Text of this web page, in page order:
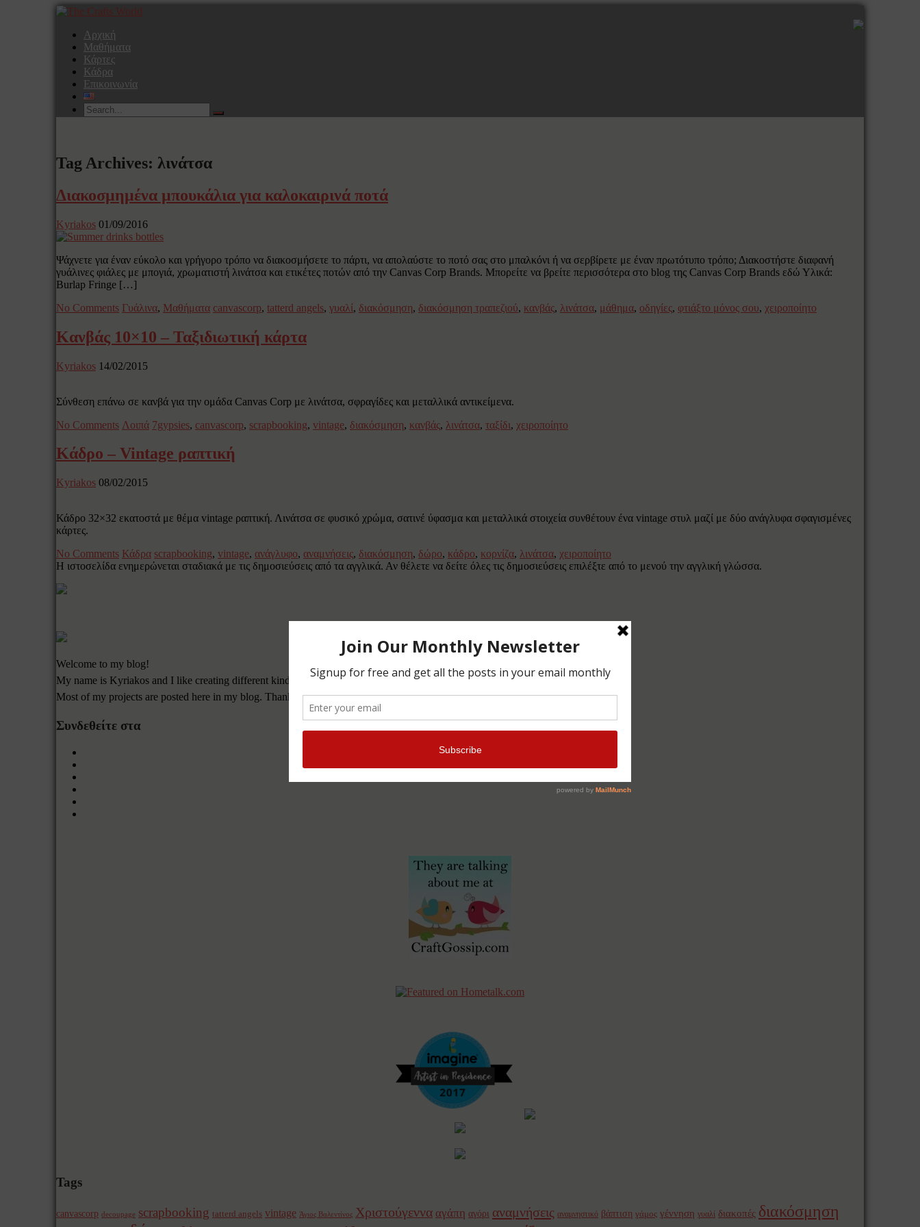
Αρχική
Μαθήματα
Κάρτες
Κάδρα
Επικοινωνία
Tag Archives: λινάτσα
Διακοσμημένα μπουκάλια για καλοκαιρινά ποτά
Kyriakos 01/09/2016
Ψάχνετε για έναν εύκολο και γρήγορο τρόπο να διακοσμήσετε το πάρτι, να απολαύστε το ποτό σας στο μπαλκόνι ή να σερβίρετε με έναν πρωτότυπο τρόπο; Διακοστήστε διαφανή
γυάλινες φιάλες με μπογιά, χρωματιστή λινάτσα και ετικέτες ποτών από την Canvas Corp Brands. Μπορείτε να βρείτε περισσότερα στο blog της Canvas Corp Brands εδώ Υλικά:
Burlap Fringe […]
No Comments Γυάλινα, Μαθήματα canvascorp, tatterd angels, γυαλί, διακόσμηση, διακόσμηση τραπεζιού, κανβάς, λινάτσα, μάθημα, οδηγίες, φτιάξτο μόνος σου, χειροποίητο
Κανβάς 10×10 – Ταξιδιωτική κάρτα
Kyriakos 14/02/2015
Σύνθεση επάνω σε κανβά για την ομάδα Canvas Corp με λινάτσα, σφραγίδες και μεταλλικά αντικείμενα.
No Comments Λοιπά 7gypsies, canvascorp, scrapbooking, vintage, διακόσμηση, κανβάς, λινάτσα, ταξίδι, χειροποίητο
Κάδρο – Vintage ραπτική
Kyriakos 08/02/2015
Κάδρο 32×32 εκατοστά με θέμα vintage ραπτική. Λινάτσα σε φυσικό χρώμα, σατινέ ύφασμα και μεταλλικά στοιχεία συνθέτουν ένα vintage στυλ μαζί με δύο ανάγλυφα σφαγισμένες
κάρτες.
No Comments Κάδρα scrapbooking, vintage, ανάγλυφο, αναμνήσεις, διακόσμηση, δώρο, κάδρο, κορνίζα, λινάτσα, χειροποίητο
Η ιστοσελίδα ενημερώνεται σταδιακά με τις δημοσιεύσεις από τα αγγλικά. Αν θέλετε να δείτε όλες τις δημοσιεύσεις επιλέξτε από το μενού την αγγλική γλώσσα.
Welcome to my blog!
My name is Kyriakos and I like creating different kinds of crafts, mixing materials and techniques.
Most of my projects are posted here in my blog. Thanks for visiting and leaving comments.
Συνδεθείτε στα
Tags
canvascorp decoupage scrapbooking tatterd angels vintage Άγιος Βαλεντίνος Χριστούγεννα αγάπη αγόρι αναμνήσεις αναμνηστικό βάπτιση γάμος γέννηση γυαλί διακοπές διακόσμηση